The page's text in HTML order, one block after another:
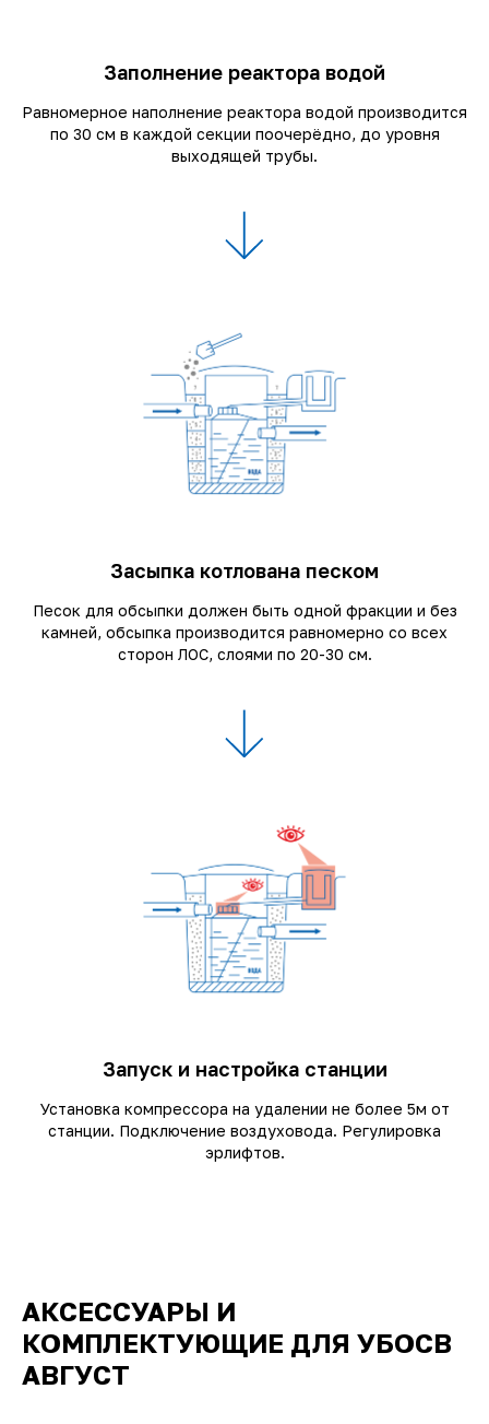
Заполнение реактора водой
Равномерное наполнение реактора водой производится
по 30 см в каждой секции поочерёдно, до уровня
выходящей трубы.
Засыпка котлована песком
Песок для обсыпки должен быть одной фракции и без
камней, обсыпка производится равномерно со всех
сторон ЛОС, слоями по 20-30 см.
Запуск и настройка станции
Установка компрессора на удалении не более 5м от
станции. Подключение воздуховода. Регулировка
эрлифтов.
АКСЕССУАРЫ И
КОМПЛЕКТУЮЩИЕ ДЛЯ УБОСВ
АВГУСТ